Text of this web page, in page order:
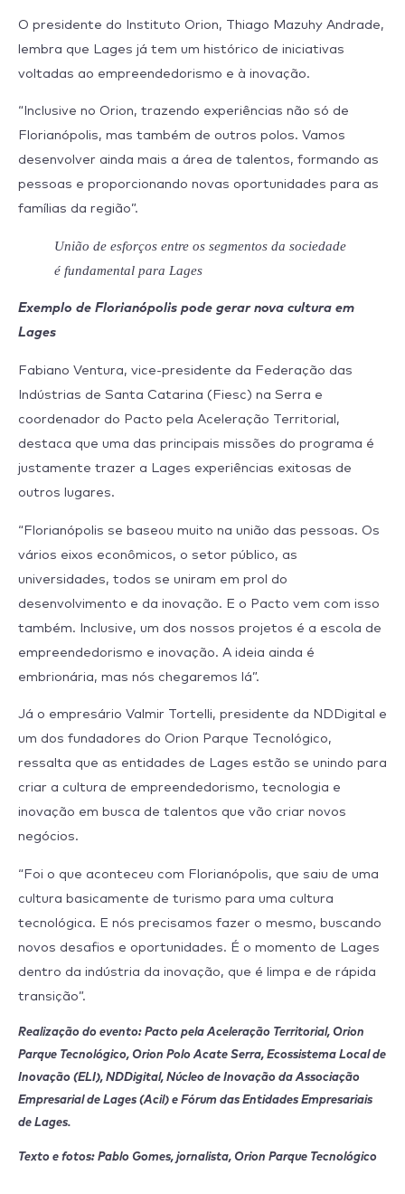
O presidente do Instituto Orion, Thiago Mazuhy Andrade,
lembra que Lages já tem um histórico de iniciativas
voltadas ao empreendedorismo e à inovação.
“Inclusive no Orion, trazendo experiências não só de
Florianópolis, mas também de outros polos. Vamos
desenvolver ainda mais a área de talentos, formando as
pessoas e proporcionando novas oportunidades para as
famílias da região”.
União de esforços entre os segmentos da sociedade
é fundamental para Lages
Exemplo de Florianópolis pode gerar nova cultura em
Lages
Fabiano Ventura, vice-presidente da Federação das
Indústrias de Santa Catarina (Fiesc) na Serra e
coordenador do Pacto pela Aceleração Territorial,
destaca que uma das principais missões do programa é
justamente trazer a Lages experiências exitosas de
outros lugares.
“Florianópolis se baseou muito na união das pessoas. Os
vários eixos econômicos, o setor público, as
universidades, todos se uniram em prol do
desenvolvimento e da inovação. E o Pacto vem com isso
também. Inclusive, um dos nossos projetos é a escola de
empreendedorismo e inovação. A ideia ainda é
embrionária, mas nós chegaremos lá”.
Já o empresário Valmir Tortelli, presidente da NDDigital e
um dos fundadores do Orion Parque Tecnológico,
ressalta que as entidades de Lages estão se unindo para
criar a cultura de empreendedorismo, tecnologia e
inovação em busca de talentos que vão criar novos
negócios.
“Foi o que aconteceu com Florianópolis, que saiu de uma
cultura basicamente de turismo para uma cultura
tecnológica. E nós precisamos fazer o mesmo, buscando
novos desafios e oportunidades. É o momento de Lages
dentro da indústria da inovação, que é limpa e de rápida
transição”.
Realização do evento: Pacto pela Aceleração Territorial, Orion
Parque Tecnológico, Orion Polo Acate Serra, Ecossistema Local de
Inovação (ELI), NDDigital, Núcleo de Inovação da Associação
Empresarial de Lages (Acil) e Fórum das Entidades Empresariais
de Lages.
Texto e fotos: Pablo Gomes, jornalista, Orion Parque Tecnológico